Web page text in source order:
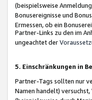
(beispielsweise
Bonusereignisse und
Ermessen, ob ein
Partner-Links zu den im
ungeachtet der
5. Einschränkungen in
Partner-Tags sollten nur
Namen handelt)